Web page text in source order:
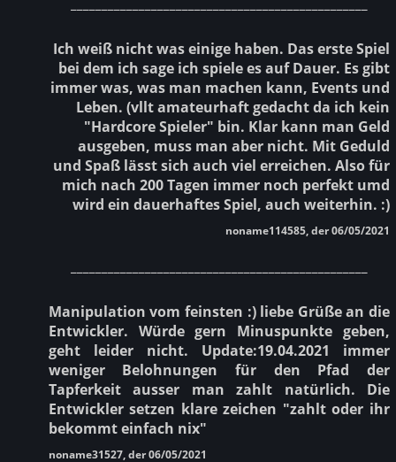
Ich weiß nicht was einige haben. Das erste Spiel
bei dem ich sage ich spiele es auf Dauer. Es gibt
immer was, was man machen kann, Events und
Leben. (vllt amateurhaft gedacht da ich kein
"Hardcore Spieler" bin. Klar kann man Geld
ausgeben, muss man aber nicht. Mit Geduld
und Spaß lässt sich auch viel erreichen. Also für
mich nach 200 Tagen immer noch perfekt umd
wird ein dauerhaftes Spiel, auch weiterhin. :)
noname114585, der 06/05/2021
Manipulation vom feinsten :) liebe Grüße an die
Entwickler. Würde gern Minuspunkte geben,
geht leider nicht. Update:19.04.2021 immer
weniger Belohnungen für den Pfad der
Tapferkeit ausser man zahlt natürlich. Die
Entwickler setzen klare zeichen "zahlt oder ihr
bekommt einfach nix"
noname31527, der 06/05/2021